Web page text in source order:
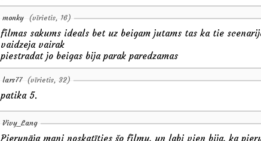
monky (vīrietis, 16)
filmas sakums ideals bet uz beigam jutams tas ka tie
vaidzeja vairak
piestradat jo beigas bija parak paredzamas
lars77 (vīrietis, 32)
patika 5.
Vivy_Lang
Pierunāja mani noskatīties šo filmu, un labi vien bija, ka